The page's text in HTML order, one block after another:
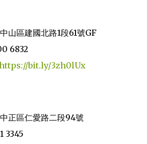
山區建國北路1段61號GF
6832
bit.ly/3zh0lUx
正區仁愛路二段94號
3345